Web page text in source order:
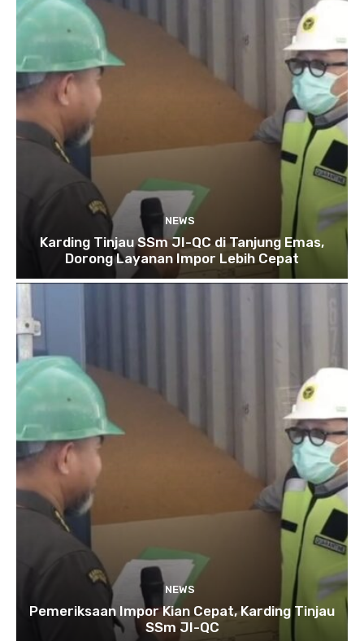
NEWS
Karding Tinjau SSm JI-QC di Tanjung Emas,
Dorong Layanan Impor Lebih Cepat
NEWS
Pemeriksaan Impor Kian Cepat, Karding Tinjau
SSm JI-QC